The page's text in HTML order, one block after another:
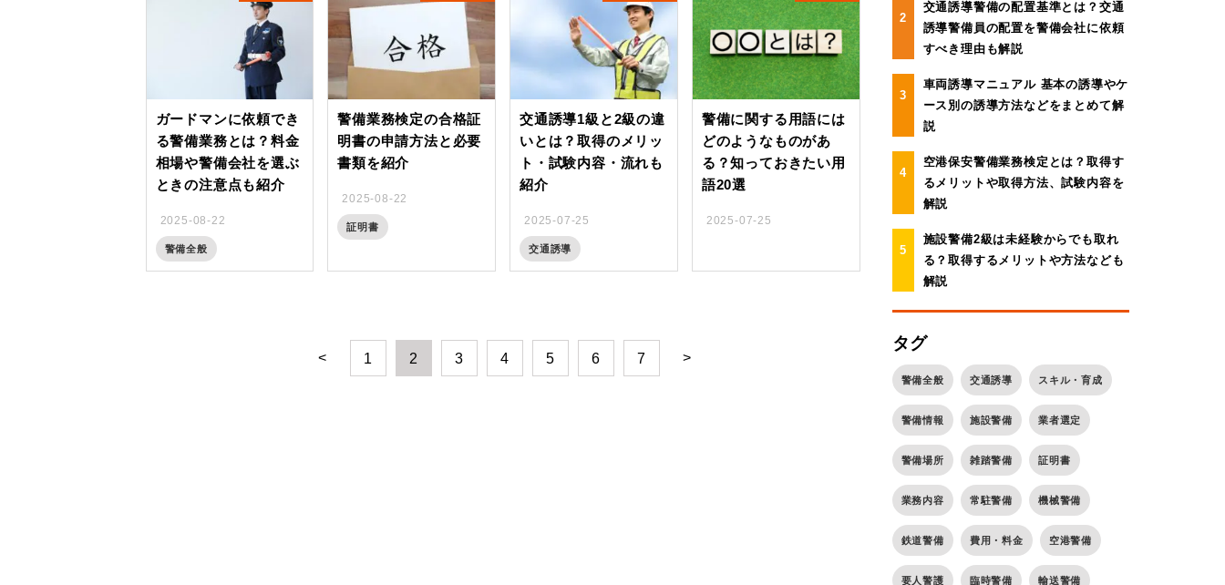
ガードマンに依頼でき
る警備業務とは？料金
相場や警備会社を選ぶ
ときの注意点も紹介
2025-08-22
警備全般
警備業務検定の合格証
明書の申請方法と必要
書類を紹介
2025-08-22
証明書
交通誘導1級と2級の違
いとは？取得のメリッ
ト・試験内容・流れも
紹介
2025-07-25
交通誘導
警備に関する用語には
どのようなものがあ
る？知っておきたい用
語20選
2025-07-25
< 1 2 3 4 5 6 7 >
交通誘導警備の配置基準とは？交通
誘導警備員の配置を警備会社に依頼
すべき理由も解説
車両誘導マニュアル 基本の誘導やケ
ース別の誘導方法などをまとめて解
説
空港保安警備業務検定とは？取得す
るメリットや取得方法、試験内容を
解説
施設警備2級は未経験からでも取れ
る？取得するメリットや方法なども
解説
タグ
警備全般 交通誘導 スキル・育成
警備情報 施設警備 業者選定
警備場所 雑踏警備 証明書
業務内容 常駐警備 機械警備
鉄道警備 費用・料金 空港警備
要人警護 臨時警備 輸送警備